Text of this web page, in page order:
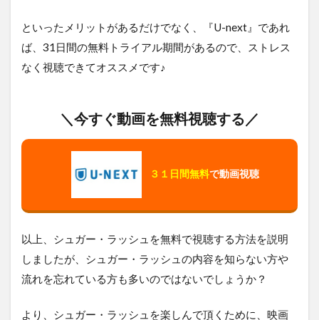
といったメリットがあるだけでなく、『U-next』であれ
ば、31日間の無料トライアル期間があるので、ストレス
なく視聴できてオススメです♪
＼今すぐ動画を無料視聴する／
３１日間無料で動画視聴
以上、シュガー・ラッシュを無料で視聴する方法を説明
しましたが、シュガー・ラッシュの内容を知らない方や
流れを忘れている方も多いのではないでしょうか？
より、シュガー・ラッシュを楽しんで頂くために、映画